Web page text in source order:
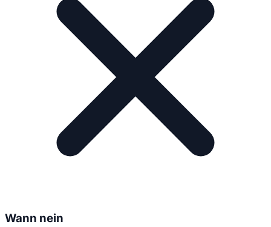
Wann nein